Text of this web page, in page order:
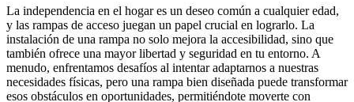
La independencia en el hogar es un deseo común a cualquier edad,
y las rampas de acceso juegan un papel crucial en lograrlo. La
instalación de una rampa no solo mejora la accesibilidad, sino que
también ofrece una mayor libertad y seguridad en tu entorno. A
menudo, enfrentamos desafíos al intentar adaptarnos a nuestras
necesidades físicas, pero una rampa bien diseñada puede transformar
esos obstáculos en oportunidades, permitiéndote moverte con